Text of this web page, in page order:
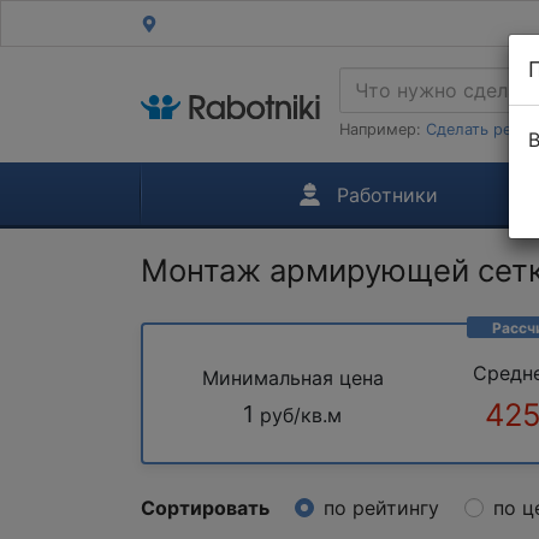
Например: Сделать
Работники
Монтаж армирующей
Минимальная цена
1 руб/кв.м
Сортировать по рейтингу по